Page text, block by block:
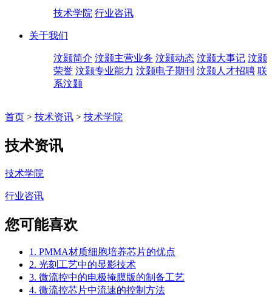
技术学院 行业咨讯
关于我们
汶颢简介 汶颢主营业务 汶颢动态 汶颢大事记 汶颢
荣誉 汶颢专业能力 汶颢电子期刊 汶颢人才招聘 联
系汶颢
首页 > 技术资讯 > 技术学院
技术资讯
技术学院
行业咨讯
您可能喜欢
1. PMMA材质细胞培养芯片的优点
2. 光刻工艺中的显影技术
3. 微流控中的电极掩膜版的制备工艺
4. 微流控芯片中流速的控制方法